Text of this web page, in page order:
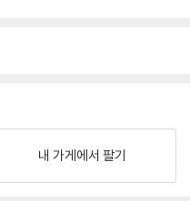
내 가게에서 팔기